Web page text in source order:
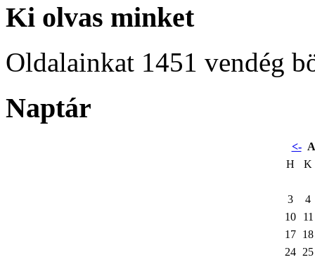
Ki olvas minket
Oldalainkat 1451 vendég
Naptár
<-
H
K
3
4
10
11
17 18
24 25